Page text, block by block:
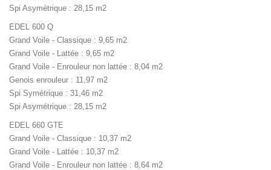
Spi Asymétrique : 28,15 m2
EDEL 600 Q
Grand Voile - Classique : 9,65 m2
Grand Voile - Lattée : 9,65 m2
Grand Voile - Enrouleur non lattée : 8,04 m2
Genois enrouleur : 11,97 m2
Spi Symétrique : 31,46 m2
Spi Asymétrique : 28,15 m2
EDEL 660 GTE
Grand Voile - Classique : 10,37 m2
Grand Voile - Lattée : 10,37 m2
Grand Voile - Enrouleur non lattée : 8,64 m2